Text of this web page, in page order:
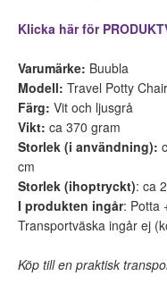
Klicka här för
Varumärke: Buubla
Modell: Travel Potty Chair
Färg: Vit och ljusgrå
Vikt: ca 370 gram
Storlek (i användning):
cm
Storlek (ihoptryckt): ca
I produkten ingår: Potta
Transportväska ingår ej
Köp till en praktisk